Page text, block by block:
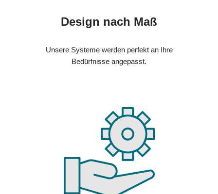
Design nach Maß
Unsere Systeme werden perfekt an Ihre
Bedürfnisse angepasst.